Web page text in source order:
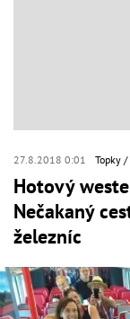
27.8.2018 0:01 Topky
Hotový
Nečakaný
železníc